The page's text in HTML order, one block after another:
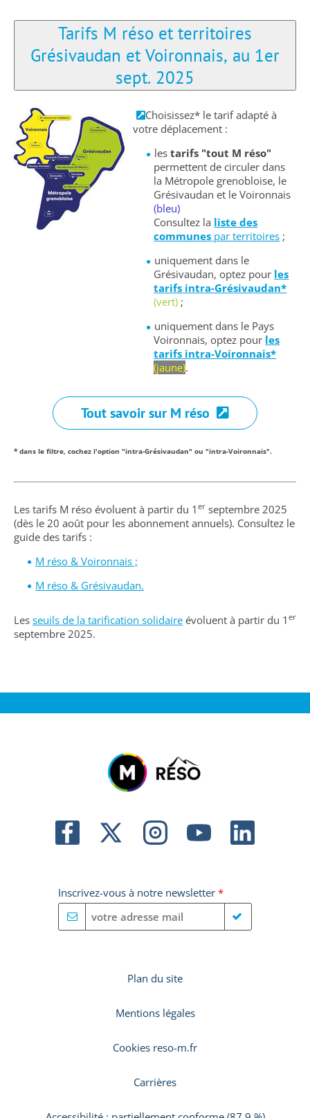
Tarifs M réso et territoires
Grésivaudan et Voironnais, au 1er
sept. 2025
Choisissez* le tarif adapté à
votre déplacement :
les tarifs "tout M réso"
permettent de circuler dans
la Métropole grenobloise, le
Grésivaudan et le Voironnais
(bleu)
Consultez la liste des
communes par territoires ;
uniquement dans le
Grésivaudan, optez pour les
tarifs intra-Grésivaudan*
(vert) ;
uniquement dans le Pays
Voironnais, optez pour les
tarifs intra-Voironnais*
(jaune).
Tout savoir sur M réso
* dans le filtre, cochez l'option "intra-Grésivaudan" ou "intra-Voironnais".
Les tarifs M réso évoluent à partir du 1 er septembre 2025
(dès le 20 août pour les abonnement annuels). Consultez le
guide des tarifs :
M réso & Voironnais ;
M réso & Grésivaudan.
Les seuils de la tarification solidaire évoluent à partir du 1 er
septembre 2025.
Inscrivez-vous à notre newsletter *
Plan du site
Mentions légales
Cookies reso-m.fr
Carrières